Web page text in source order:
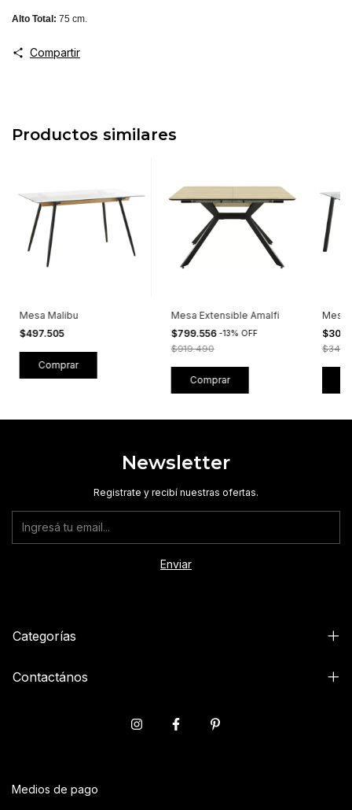
Alto Total: 75 cm.
Compartir
Productos similares
Mesa Malibu
$497.505
Mesa Extensible Amalfi
$799.556 -13% OFF
$919.490
Mesa
Newsletter
Registrate y recibí nuestras ofertas.
Categorías
Contactános
Medios de pago